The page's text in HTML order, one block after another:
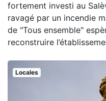
fortement investi au
ravagé par un incendie
de "Tous ensemble"
reconstruire
Locales